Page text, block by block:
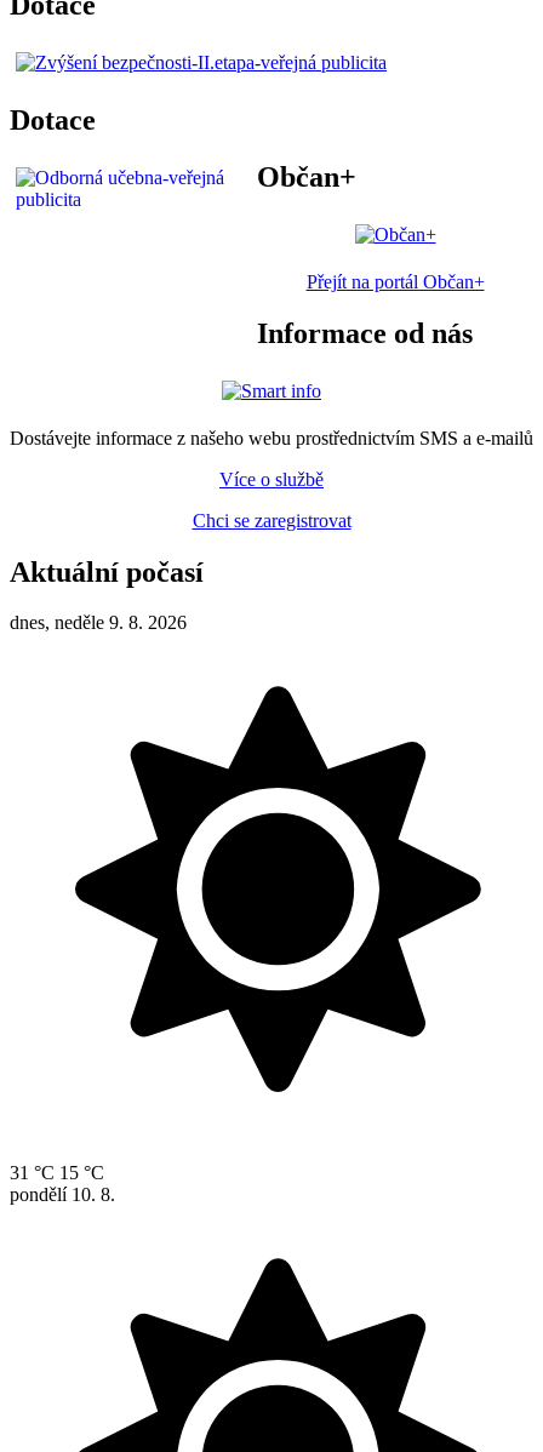
Dotace
Občan+
Přejít na portál Občan+
Informace od nás
Dostávejte informace z našeho webu prostřednictvím SMS a e-mailů
Více o službě
Chci se zaregistrovat
Aktuální počasí
dnes, neděle 9. 8. 2026
31 °C 15 °C
pondělí 10. 8.